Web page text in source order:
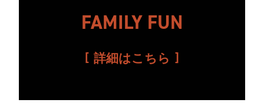
FAMILY FUN
詳細はこちら